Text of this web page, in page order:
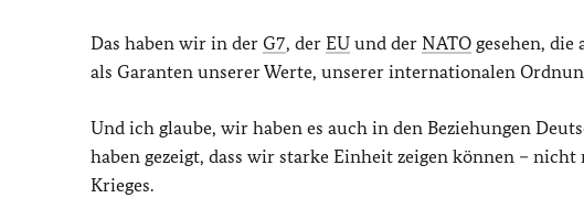
Das haben wir in der G7, der EU und der NATO gesehen,
als Garanten unserer Werte, unserer internationalen
Und ich glaube, wir haben es auch in den Beziehungen
haben gezeigt, dass wir starke Einheit zeigen können –
Krieges.